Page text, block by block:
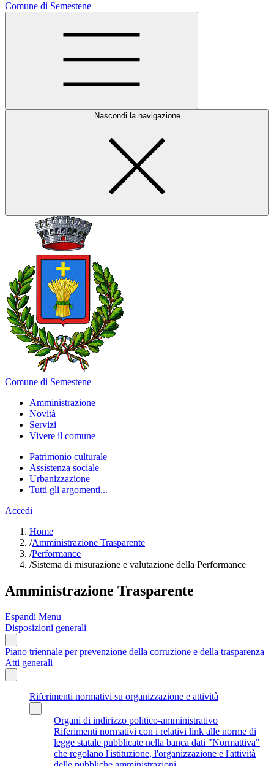
Comune di Semestene
Nascondi la navigazione
Comune di Semestene
Amministrazione
Novità
Servizi
Vivere il comune
Patrimonio culturale
Assistenza sociale
Urbanizzazione
Tutti gli argomenti...
Accedi
Home
/Amministrazione Trasparente
/Performance
/Sistema di misurazione e valutazione della Performance
Amministrazione Trasparente
Espandi Menu
Disposizioni generali
Piano triennale per prevenzione della corruzione e della trasparenza
Atti generali
Riferimenti normativi su organizzazione e attività
Organi di indirizzo politico-amministrativo
Riferimenti normativi con i relativi link alle norme di
legge statale pubblicate nella banca dati "Normattiva"
che regolano l'istituzione, l'organizzazione e l'attività